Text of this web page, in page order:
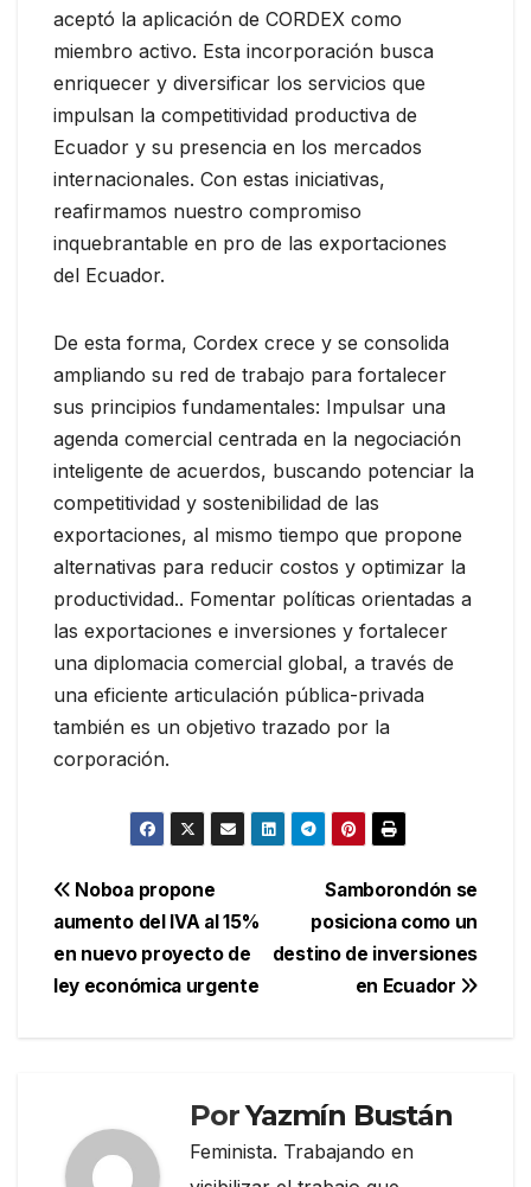
aceptó la aplicación de CORDEX como
miembro activo. Esta incorporación busca
enriquecer y diversificar los servicios que
impulsan la competitividad productiva de
Ecuador y su presencia en los mercados
internacionales. Con estas iniciativas,
reafirmamos nuestro compromiso
inquebrantable en pro de las exportaciones
del Ecuador.
De esta forma, Cordex crece y se consolida
ampliando su red de trabajo para fortalecer
sus principios fundamentales: Impulsar una
agenda comercial centrada en la negociación
inteligente de acuerdos, buscando potenciar la
competitividad y sostenibilidad de las
exportaciones, al mismo tiempo que propone
alternativas para reducir costos y optimizar la
productividad.. Fomentar políticas orientadas a
las exportaciones e inversiones y fortalecer
una diplomacia comercial global, a través de
una eficiente articulación pública-privada
también es un objetivo trazado por la
corporación.
Navegación
de
entradas
Samborondón se
posiciona como un
destino de inversiones
en Ecuador
Noboa propone
aumento del IVA al 15%
en nuevo proyecto de
ley económica urgente
PorYazmín Bustán
Feminista. Trabajando en